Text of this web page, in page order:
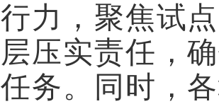
行力，聚焦试
层压实责任，
任务。同时，